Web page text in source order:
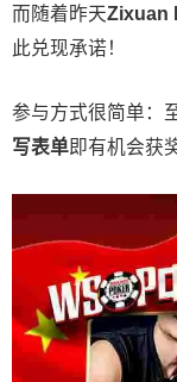
而随着昨天Zixuan
此兑现承诺！
参与方式很简单：
写表单即有机会获